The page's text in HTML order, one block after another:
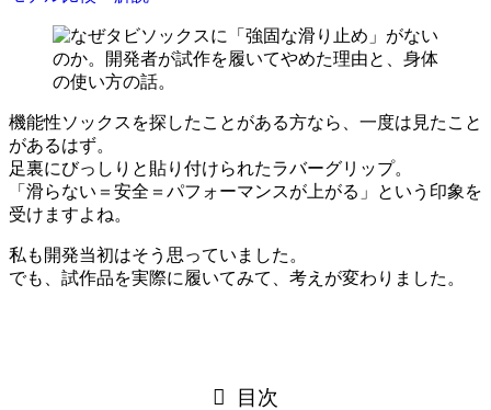
機能性ソックスを探したことがある方なら、一度は見たこと
があるはず。
足裏にびっしりと貼り付けられたラバーグリップ。
「滑らない＝安全＝パフォーマンスが上がる」という印象を
受けますよね。
私も開発当初はそう思っていました。
でも、試作品を実際に履いてみて、考えが変わりました。
目次